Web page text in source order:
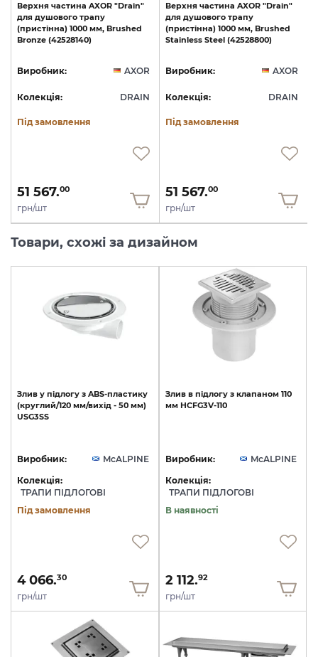
Верхня частина AXOR "Drain"
для душового трапу
(пристінна) 1000 мм, Brushed
Bronze (42528140)
Виробник: AXOR
Колекція: DRAIN
Під замовлення
51 567.00
грн/шт
Верхня частина AXOR "Drain"
для душового трапу
(пристінна) 1000 мм, Brushed
Stainless Steel (42528800)
Виробник: AXOR
Колекція: DRAIN
Під замовлення
51 567.00
грн/шт
Товари, схожі за дизайном
Злив у підлогу з ABS-пластику
(круглий/120 мм/вихід - 50 мм)
USG3SS
Виробник:
McALPINE
Колекція:
ТРАПИ ПІДЛОГОВІ
Під замовлення
4 066.30
грн/шт
Злив в підлогу з клапаном 110
мм HCFG3V-110
Виробник:
McALPINE
Колекція:
ТРАПИ ПІДЛОГОВІ
В наявності
2 112.92
грн/шт